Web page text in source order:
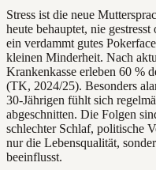
Stress ist die neue
heute behauptet, nie
ein verdammt gutes
kleinen Minderheit. Nach
Krankenkasse erleben 60 %
(TK, 2024/25). Besonders
30-Jährigen fühlt sich
abgeschnitten. Die Folgen
schlechter Schlaf, politische
nur die Lebensqualität,
beeinflusst.